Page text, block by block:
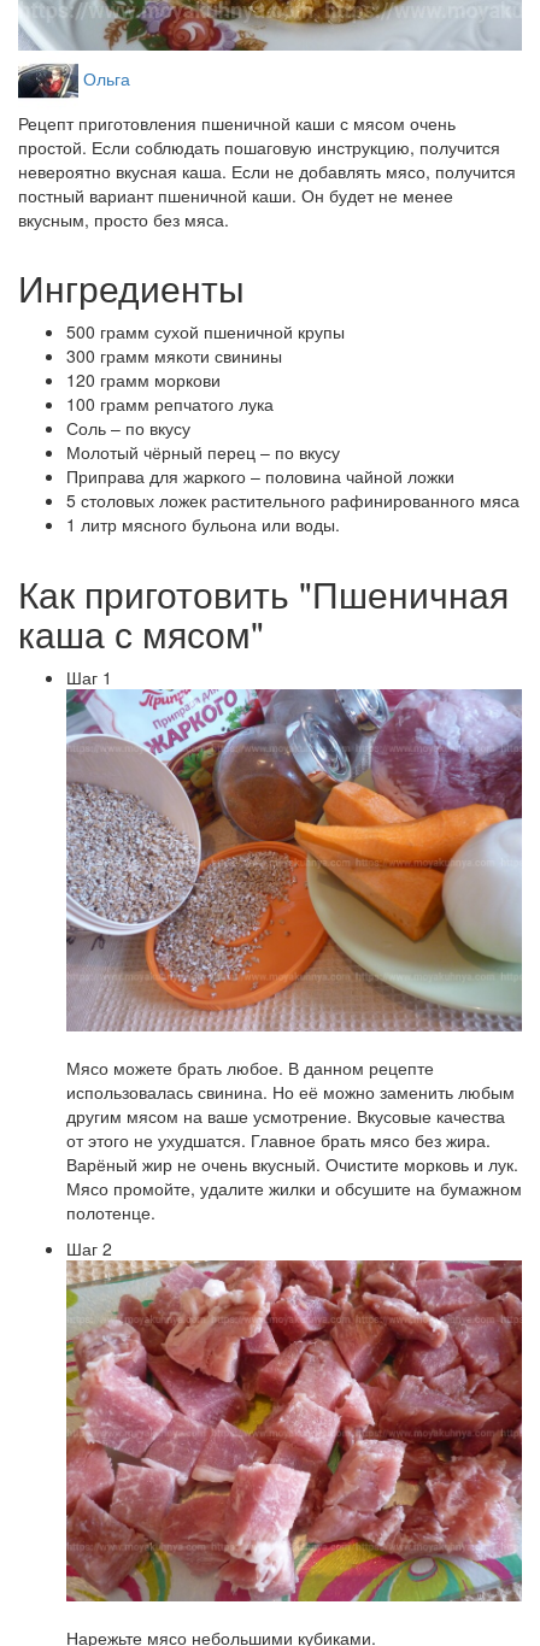
Ольга
Рецепт приготовления пшеничной каши с мясом очень
простой. Если соблюдать пошаговую инструкцию, получится
невероятно вкусная каша. Если не добавлять мясо, получится
постный вариант пшеничной каши. Он будет не менее
вкусным, просто без мяса.
Ингредиенты
500 грамм сухой пшеничной крупы
300 грамм мякоти свинины
120 грамм моркови
100 грамм репчатого лука
Соль – по вкусу
Молотый чёрный перец – по вкусу
Приправа для жаркого – половина чайной ложки
5 столовых ложек растительного рафинированного мяса
1 литр мясного бульона или воды.
Как приготовить "Пшеничная
каша с мясом"
Шаг 1
Мясо можете брать любое. В данном рецепте
использовалась свинина. Но её можно заменить любым
другим мясом на ваше усмотрение. Вкусовые качества
от этого не ухудшатся. Главное брать мясо без жира.
Варёный жир не очень вкусный. Очистите морковь и лук.
Мясо промойте, удалите жилки и обсушите на бумажном
полотенце.
Шаг 2
Нарежьте мясо небольшими кубиками.